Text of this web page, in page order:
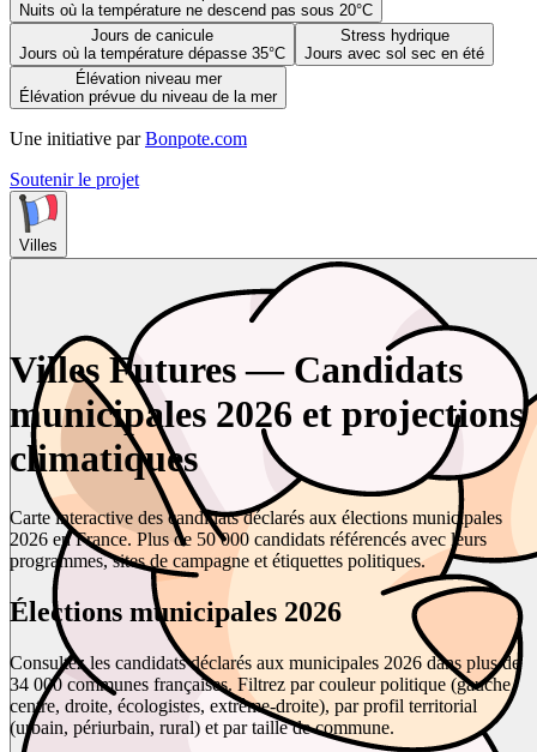
Nuits où la température ne descend pas sous 20°C
Jours de canicule
Jours où la température dépasse 35°C
Stress hydrique
Jours avec sol sec en été
Élévation niveau mer
Élévation prévue du niveau de la mer
Une initiative par Bonpote.com
Soutenir le projet
Villes
Villes Futures — Candidats
municipales 2026 et projections
climatiques
Carte interactive des candidats déclarés aux élections municipales
2026 en France. Plus de 50 000 candidats référencés avec leurs
programmes, sites de campagne et étiquettes politiques.
Élections municipales 2026
Consultez les candidats déclarés aux municipales 2026 dans plus de
34 000 communes françaises. Filtrez par couleur politique (gauche,
centre, droite, écologistes, extrême-droite), par profil territorial
(urbain, périurbain, rural) et par taille de commune.